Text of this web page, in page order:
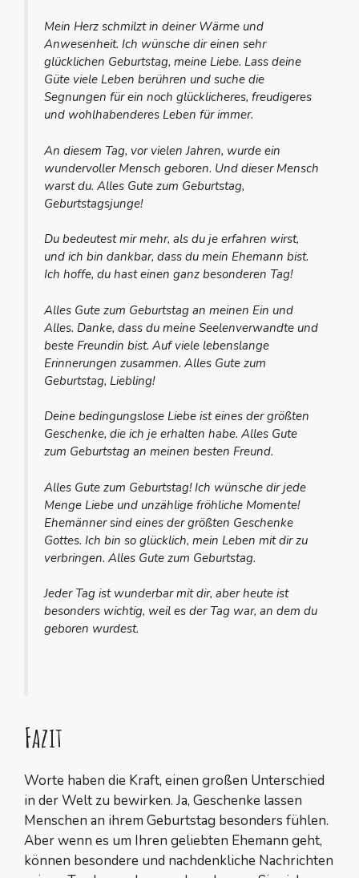
Mein Herz schmilzt in deiner Wärme und
Anwesenheit. Ich wünsche dir einen sehr
glücklichen Geburtstag, meine Liebe. Lass deine
Güte viele Leben berühren und suche die
Segnungen für ein noch glücklicheres, freudigeres
und wohlhabenderes Leben für immer.
An diesem Tag, vor vielen Jahren, wurde ein
wundervoller Mensch geboren. Und dieser Mensch
warst du. Alles Gute zum Geburtstag,
Geburtstagsjunge!
Du bedeutest mir mehr, als du je erfahren wirst,
und ich bin dankbar, dass du mein Ehemann bist.
Ich hoffe, du hast einen ganz besonderen Tag!
Alles Gute zum Geburtstag an meinen Ein und
Alles. Danke, dass du meine Seelenverwandte und
beste Freundin bist. Auf viele lebenslange
Erinnerungen zusammen. Alles Gute zum
Geburtstag, Liebling!
Deine bedingungslose Liebe ist eines der größten
Geschenke, die ich je erhalten habe. Alles Gute
zum Geburtstag an meinen besten Freund.
Alles Gute zum Geburtstag! Ich wünsche dir jede
Menge Liebe und unzählige fröhliche Momente!
Ehemänner sind eines der größten Geschenke
Gottes. Ich bin so glücklich, mein Leben mit dir zu
verbringen. Alles Gute zum Geburtstag.
Jeder Tag ist wunderbar mit dir, aber heute ist
besonders wichtig, weil es der Tag war, an dem du
geboren wurdest.
Fazit
Worte haben die Kraft, einen großen Unterschied
in der Welt zu bewirken. Ja, Geschenke lassen
Menschen an ihrem Geburtstag besonders fühlen.
Aber wenn es um Ihren geliebten Ehemann geht,
können besondere und nachdenkliche Nachrichten